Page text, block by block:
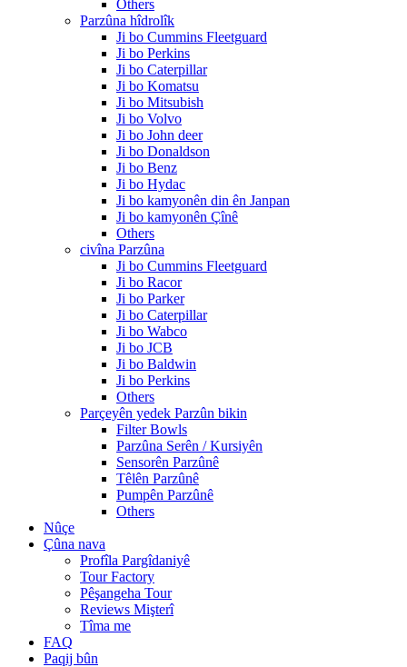
Others
Parzûna hîdrolîk
Ji bo Cummins Fleetguard
Ji bo Perkins
Ji bo Caterpillar
Ji bo Komatsu
Ji bo Mitsubish
Ji bo Volvo
Ji bo John deer
Ji bo Donaldson
Ji bo Benz
Ji bo Hydac
Ji bo kamyonên din ên Janpan
Ji bo kamyonên Çînê
Others
civîna Parzûna
Ji bo Cummins Fleetguard
Ji bo Racor
Ji bo Parker
Ji bo Caterpillar
Ji bo Wabco
Ji bo JCB
Ji bo Baldwin
Ji bo Perkins
Others
Parçeyên yedek Parzûn bikin
Filter Bowls
Parzûna Serên / Kursiyên
Sensorên Parzûnê
Têlên Parzûnê
Pumpên Parzûnê
Others
Nûçe
Çûna nava
Profîla Pargîdaniyê
Tour Factory
Pêşangeha Tour
Reviews Mişterî
Tîma me
FAQ
Paqij bûn